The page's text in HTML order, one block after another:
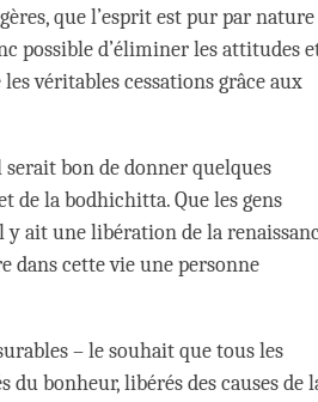
que l’esprit est pur par nature
possible d’éliminer les attitudes
véritables cessations grâce aux
bon de donner quelques
de la bodhichitta. Que les gens
y ait une libération de la
dans cette vie une personne
– le souhait que tous les
du bonheur, libérés des causes de